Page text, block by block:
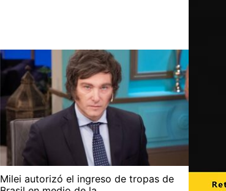
Milei autorizó el ingreso de tropas de